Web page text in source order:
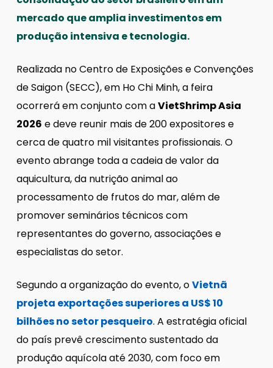
mercado que amplia investimentos em
produção intensiva e tecnologia.
Realizada no Centro de Exposições e Convenções
de Saigon (SECC), em Ho Chi Minh, a feira
ocorrerá em conjunto com aVietShrimp Asia
2026 e deve reunir mais de 200 expositores e
cerca de quatro mil visitantes profissionais. O
evento abrange toda a cadeia de valor da
aquicultura, da nutrição animal ao
processamento de frutos do mar, além de
promover seminários técnicos com
representantes do governo, associações e
especialistas do setor.
Segundo a organização do evento, oVietnã
projeta exportações superiores a US$ 10
bilhões no setor pesqueiro. A estratégia oficial
do país prevê crescimento sustentado da
produção aquícola até 2030, com foco em